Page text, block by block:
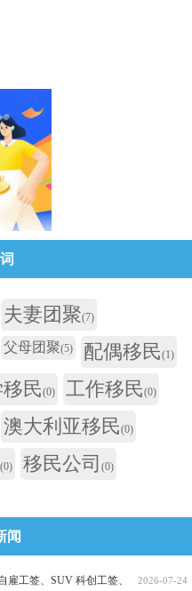
夫妻团聚(7)
父母团聚(5) 配偶移民(1)
民(0) 工作移民(0)
澳大利亚移民(0)
(0) 移民公司 (0)
闻
2026-07-24
雇工签、SUV 科创工签、